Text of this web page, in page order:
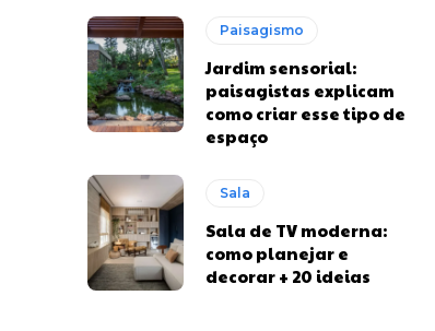
Paisagismo
Jardim sensorial:
paisagistas explicam
como criar esse tipo de
espaço
Sala
Sala de TV moderna:
como planejar e
decorar + 20 ideias